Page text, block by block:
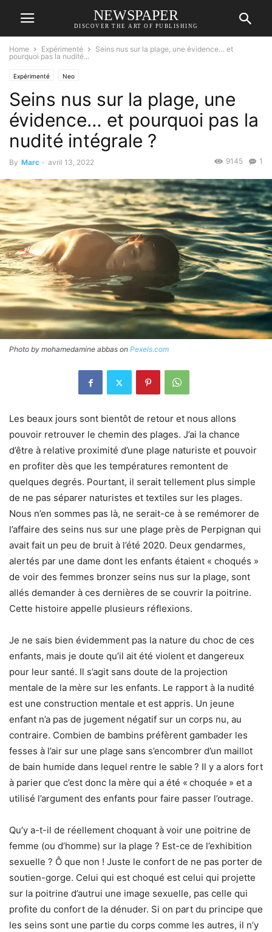
NEWSPAPER
DISCOVER THE ART OF PUBLISHING
Home Expérimenté
Seins nus sur la plage, une évidence… et
pourquoi pas la nudité...
Expérimenté Neo
Seins nus sur la plage, une
évidence… et pourquoi pas la
nudité intégrale ?
By Marc - avril 13, 2022 1
9145
Photo by mohamedamine abbas on Pexels.com
Les beaux jours sont bientôt de retour et nous allons
pouvoir retrouver le chemin des plages. J’ai la chance
d’être à relative proximité d’une plage naturiste et pouvoir
en profiter dès que les températures remontent de
quelques degrés. Pourtant, il serait tellement plus simple
de ne pas séparer naturistes et textiles sur les plages.
Nous n’en sommes pas là, ne serait-ce à se remémorer de
l’affaire des seins nus sur une plage près de Perpignan qui
avait fait un peu de bruit à l’été 2020. Deux gendarmes,
alertés par une dame dont les enfants étaient « choqués »
de voir des femmes bronzer seins nus sur la plage, sont
allés demander à ces dernières de se couvrir la poitrine.
Cette histoire appelle plusieurs réflexions.
Je ne sais bien évidemment pas la nature du choc de ces
enfants, mais je doute qu’il ait été violent et dangereux
pour leur santé. Il s’agit sans doute de la projection
mentale de la mère sur les enfants. Le rapport à la nudité
est une construction mentale et est appris. Un jeune
enfant n’a pas de jugement négatif sur un corps nu, au
contraire. Combien de bambins préfèrent gambader les
fesses à l’air sur une plage sans s’encombrer d’un maillot
de bain humide dans lequel rentre le sable ? Il y a alors fort
à parier que c’est donc la mère qui a été « choquée » et a
utilisé l’argument des enfants pour faire passer l’outrage.
Qu’y a-t-il de réellement choquant à voir une poitrine de
femme (ou d’homme) sur la plage ? Est-ce de l’exhibition
sexuelle ? Ô que non ! Juste le confort de ne pas porter de
soutien-gorge. Celui qui est choqué est celui qui projette
sur la poitrine d’autrui une image sexuelle, pas celle qui
profite du confort de la dénuder. Si on part du principe que
les seins sont une partie du corps comme les autres, il n’y